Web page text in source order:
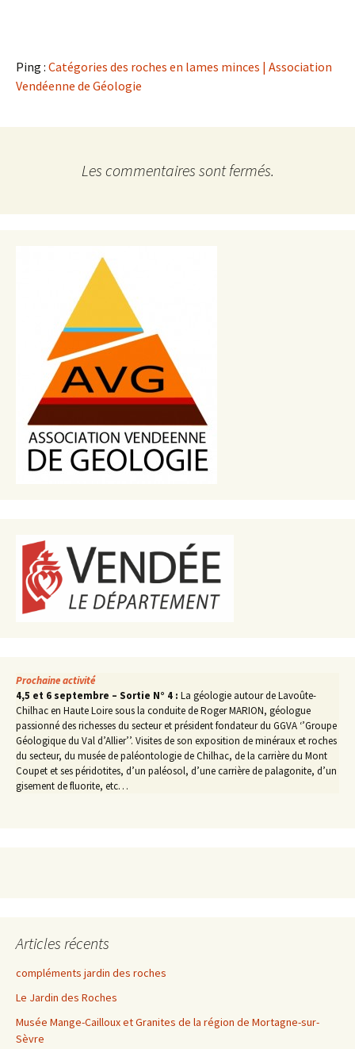
Ping : Catégories des roches en lames minces | Association
Vendéenne de Géologie
Les commentaires sont fermés.
Prochaine activité
4,5 et 6 septembre – Sortie N° 4 : La géologie autour de Lavoûte-
Chilhac en Haute Loire sous la conduite de Roger MARION, géologue
passionné des richesses du secteur et président fondateur du GGVA ‘’Groupe
Géologique du Val d’Allier’’. Visites de son exposition de minéraux et roches
du secteur, du musée de paléontologie de Chilhac, de la carrière du Mont
Coupet et ses péridotites, d’un paléosol, d’une carrière de palagonite, d’un
gisement de fluorite, etc…
Articles récents
compléments jardin des roches
Le Jardin des Roches
Musée Mange-Cailloux et Granites de la région de Mortagne-sur-
Sèvre